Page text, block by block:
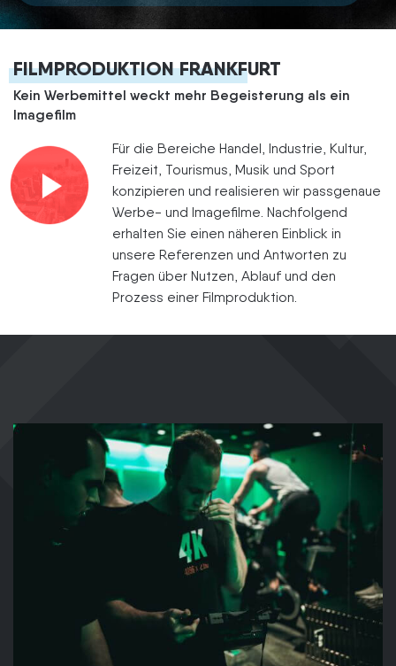
FILMPRODUKTION FRANKFURT
Kein Werbemittel weckt mehr Begeisterung als ein
Imagefilm
Für die Bereiche Handel, Industrie, Kultur,
Freizeit, Tourismus, Musik und Sport
konzipieren und realisieren wir passgenaue
Werbe- und Imagefilme. Nachfolgend
erhalten Sie einen näheren Einblick in
unsere Referenzen und Antworten zu
Fragen über Nutzen, Ablauf und den
Prozess einer Filmproduktion.